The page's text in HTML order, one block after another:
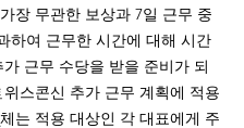
장 무관한 보상과 7일 근무 중
하여 근무한 시간에 대해 시간
근무 수당을 받을 준비가 되
스콘신 추가 근무 계획에 적용
는 적용 대상인 각 대표에게 주